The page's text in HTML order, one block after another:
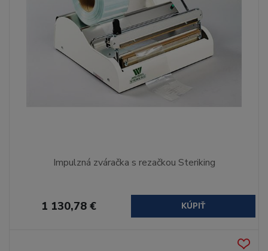
Impulzná zváračka s rezačkou Steriking
1 130,78 € KÚPIŤ